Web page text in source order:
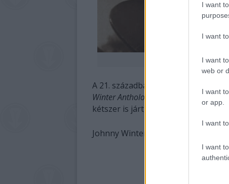
I want
I want
I want
web or
I want
or app.
I want
I want
A 21. században 5-6 évenként
Winter Anthology
The
kétszer is járt, 2008-ban a Petőfi
Johnny Winter halála